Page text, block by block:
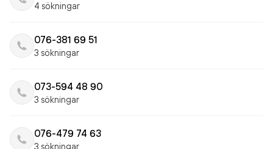
4 sökningar
076-381 69 51
3 sökningar
073-594 48 90
3 sökningar
076-479 74 63
3 sökningar